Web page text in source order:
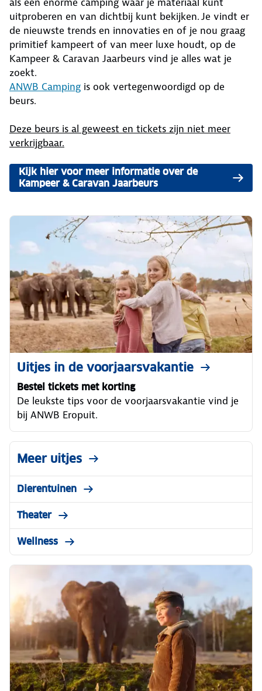
uitproberen en van dichtbij kunt bekijken. Je vindt er
de nieuwste trends en innovaties en of je nou graag
primitief kampeert of van meer luxe houdt, op de
Kampeer & Caravan Jaarbeurs vind je alles wat je
zoekt.
ANWB Camping is ook vertegenwoordigd op de
beurs.
Deze beurs is al geweest en tickets zijn niet meer
verkrijgbaar.
Kijk hier voor meer informatie over de
Kampeer & Caravan Jaarbeurs
Uitjes in de voorjaarsvakantie
Bestel tickets met korting
De leukste tips voor de voorjaarsvakantie vind je
bij ANWB Eropuit.
Meer uitjes
Dierentuinen
Theater
Wellness